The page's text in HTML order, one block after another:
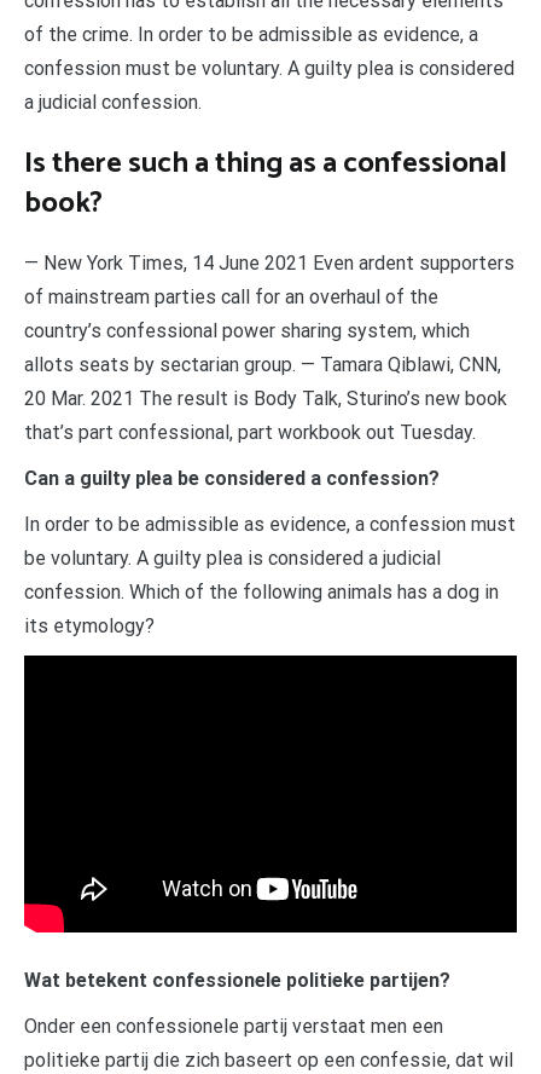
of the crime. In order to be admissible as evidence, a
confession must be voluntary. A guilty plea is considered
a judicial confession.
Is there such a thing as a confessional
book?
— New York Times, 14 June 2021 Even ardent supporters
of mainstream parties call for an overhaul of the
country’s confessional power sharing system, which
allots seats by sectarian group. — Tamara Qiblawi, CNN,
20 Mar. 2021 The result is Body Talk, Sturino’s new book
that’s part confessional, part workbook out Tuesday.
Can a guilty plea be considered a confession?
In order to be admissible as evidence, a confession must
be voluntary. A guilty plea is considered a judicial
confession. Which of the following animals has a dog in
its etymology?
Wat betekent confessionele politieke partijen?
Onder een confessionele partij verstaat men een
politieke partij die zich baseert op een confessie, dat wil